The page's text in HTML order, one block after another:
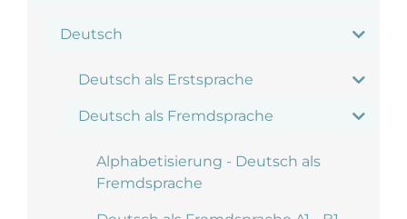
Deutsch
Deutsch als Erstsprache
Deutsch als Fremdsprache
Alphabetisierung - Deutsch als
Fremdsprache